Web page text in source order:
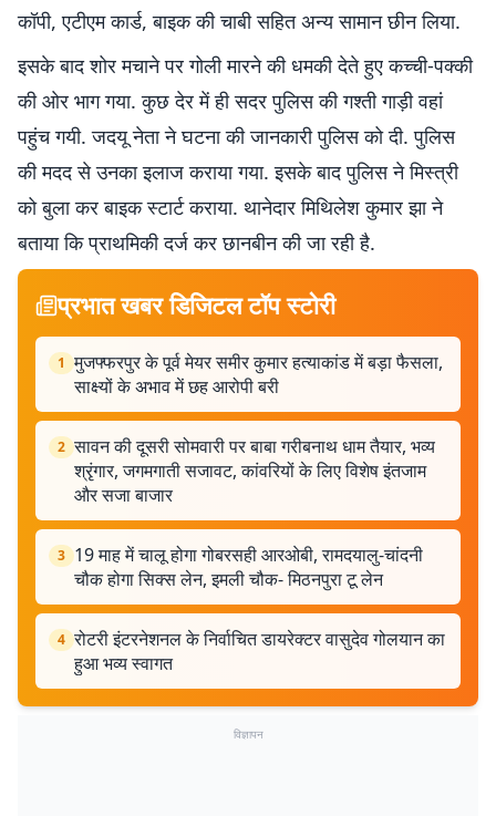
कॉपी, एटीएम कार्ड, बाइक की चाबी सहित अन्य सामान छीन लिया.
इसके बाद शोर मचाने पर गोली मारने की धमकी देते हुए कच्ची-पक्की
की ओर भाग गया. कुछ देर में ही सदर पुलिस की गश्ती गाड़ी वहां
पहुंच गयी. जदयू नेता ने घटना की जानकारी पुलिस को दी. पुलिस
की मदद से उनका इलाज कराया गया. इसके बाद पुलिस ने मिस्त्री
को बुला कर बाइक स्टार्ट कराया. थानेदार मिथिलेश कुमार झा ने
बताया कि प्राथमिकी दर्ज कर छानबीन की जा रही है.
प्रभात खबर डिजिटल टॉप स्टोरी
1 मुजफ्फरपुर के पूर्व मेयर समीर कुमार हत्याकांड में बड़ा फैसला,
साक्ष्यों के अभाव में छह आरोपी बरी
2 सावन की दूसरी सोमवारी पर बाबा गरीबनाथ धाम तैयार, भव्य
श्रृंगार, जगमगाती सजावट, कांवरियों के लिए विशेष इंतजाम
और सजा बाजार
3 19 माह में चालू होगा गोबरसही आरओबी, रामदयालु-चांदनी
चौक होगा सिक्स लेन, इमली चौक- मिठनपुरा टू लेन
4 रोटरी इंटरनेशनल के निर्वाचित डायरेक्टर वासुदेव गोलयान का
हुआ भव्य स्वागत
विज्ञापन